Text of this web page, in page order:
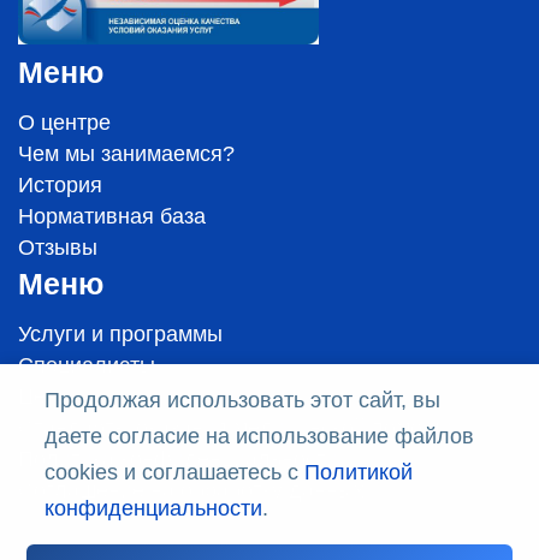
Меню
О центре
Чем мы занимаемся?
История
Нормативная база
Отзывы
Меню
Услуги и программы
Специалисты
Цены
Стандарты оказания медицинской помощи
Политика конфиденциальности
Продолжая использовать этот сайт, вы
даете согласие на использование файлов
cookies и соглашаетесь с Политикой
конфиденциальности.